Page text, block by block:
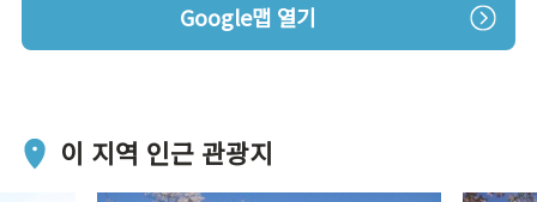
Google맵 열기
이 지역 인근 관광지